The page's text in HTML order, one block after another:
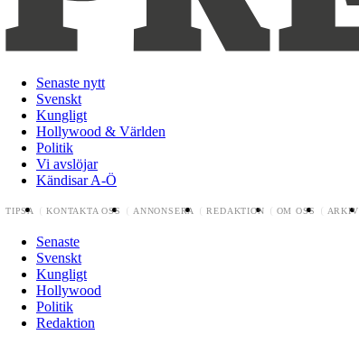
Senaste nytt
Svenskt
Kungligt
Hollywood & Världen
Politik
Vi avslöjar
Kändisar A-Ö
TIPSA KONTAKTA OSS ANNONSERA REDAKTION OM OSS ARKIV
Senaste
Svenskt
Kungligt
Hollywood
Politik
Redaktion